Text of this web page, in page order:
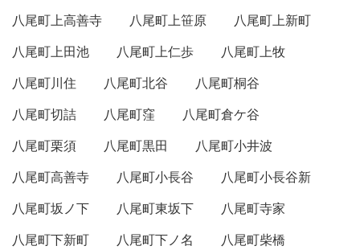
八尾町上高善寺
八尾町上笹原
八尾町上新町
八尾町上田池
八尾町上仁歩
八尾町上牧
八尾町川住
八尾町北谷
八尾町桐谷
八尾町切詰
八尾町窪
八尾町倉ケ谷
八尾町栗須
八尾町黒田
八尾町小井波
八尾町高善寺
八尾町小長谷
八尾町小長谷新
八尾町坂ノ下
八尾町東坂下
八尾町寺家
八尾町下新町
八尾町下ノ名
八尾町柴橋